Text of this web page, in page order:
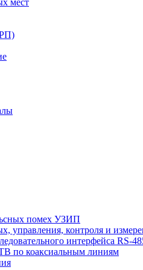
мест
помех УЗИП
управления, контроля и
интерфейса RS-
по коаксиальным линиям